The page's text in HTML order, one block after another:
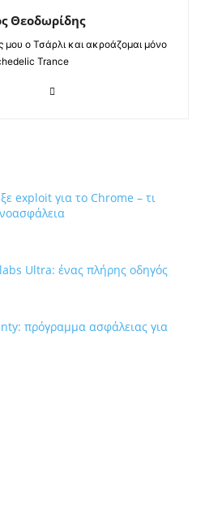
Θεοδωρίδης
μου ο Τσάρλι και ακροάζομαι μόνο
Trance
exploit για το Chrome – τι
Ultra: ένας πλήρης οδηγός
πρόγραμμα ασφάλειας για